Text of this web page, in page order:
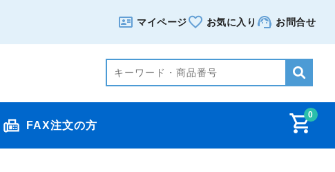
マイページ お気に入り お問合せ
0
FAX注文の方